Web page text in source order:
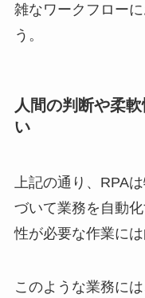
雑なワークフロー
う。
人間の判断や柔
い
上記の通り、RPA
づいて業務を自動
性が必要な作業には
このような業務に